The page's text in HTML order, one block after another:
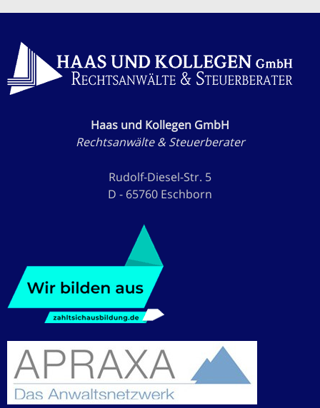
Haas und Kollegen GmbH
Rechtsanwälte & Steuerberater
Rudolf-Diesel-Str. 5
D - 65760 Eschborn